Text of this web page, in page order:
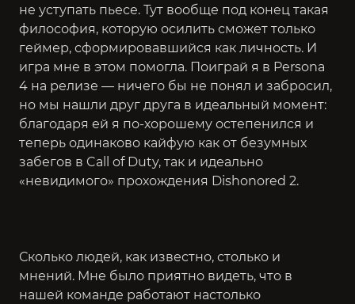
не уступать пьесе. Тут вообще под конец такая
философия, которую осилить сможет только
геймер, сформировавшийся как личность. И
игра мне в этом помогла. Поиграй я в Persona
4 на релизе — ничего бы не понял и забросил,
но мы нашли друг друга в идеальный момент:
благодаря ей я по-хорошему остепенился и
теперь одинаково кайфую как от безумных
забегов в Call of Duty, так и идеально
«невидимого» прохождения Dishonored 2.
Сколько людей, как известно, столько и
мнений. Мне было приятно видеть, что в
нашей команде работают настолько